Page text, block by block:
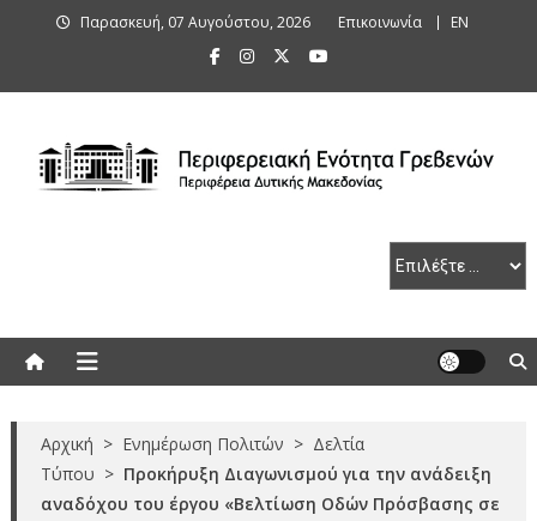
Παρασκευή, 07 Αυγούστου, 2026 Επικοινωνία ΕΝ
Αρχική > Ενημέρωση Πολιτών > Δελτία
Τύπου > Προκήρυξη Διαγωνισμού για την ανάδειξη
αναδόχου του έργου «Βελτίωση Οδών Πρόσβασης σε